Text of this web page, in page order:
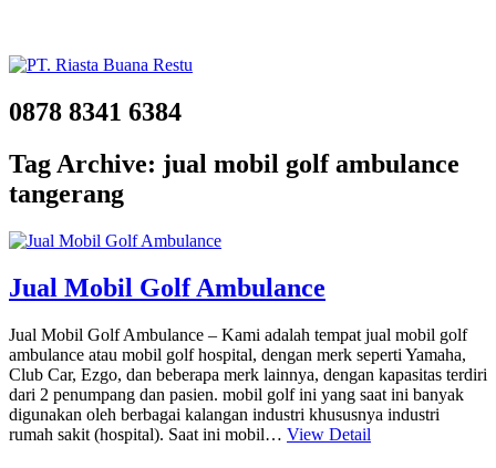
0878 8341 6384
Tag Archive: jual mobil golf ambulance
tangerang
Jual Mobil Golf Ambulance
Jual Mobil Golf Ambulance – Kami adalah tempat jual mobil golf
ambulance atau mobil golf hospital, dengan merk seperti Yamaha,
Club Car, Ezgo, dan beberapa merk lainnya, dengan kapasitas terdiri
dari 2 penumpang dan pasien. mobil golf ini yang saat ini banyak
digunakan oleh berbagai kalangan industri khususnya industri
rumah sakit (hospital). Saat ini mobil… View Detail